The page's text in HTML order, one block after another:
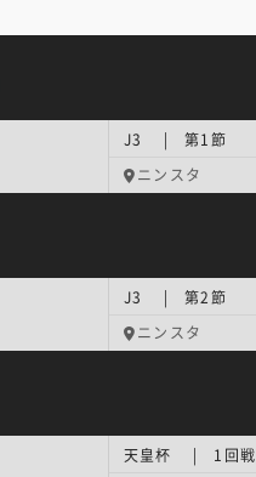
J3 | 第1節
ニンスタ
J3 | 第2節
ニンスタ
天皇杯 | 1回戦